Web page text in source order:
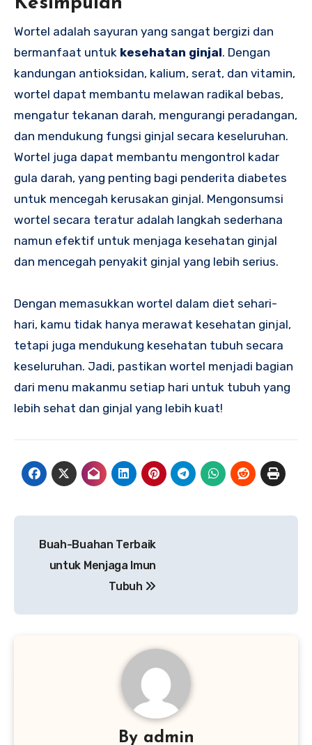
Wortel adalah sayuran yang sangat bergizi dan
bermanfaat untuk kesehatan ginjal. Dengan
kandungan antioksidan, kalium, serat, dan vitamin,
wortel dapat membantu melawan radikal bebas,
mengatur tekanan darah, mengurangi peradangan,
dan mendukung fungsi ginjal secara keseluruhan.
Wortel juga dapat membantu mengontrol kadar
gula darah, yang penting bagi penderita diabetes
untuk mencegah kerusakan ginjal. Mengonsumsi
wortel secara teratur adalah langkah sederhana
namun efektif untuk menjaga kesehatan ginjal
dan mencegah penyakit ginjal yang lebih serius.
Dengan memasukkan wortel dalam diet sehari-
hari, kamu tidak hanya merawat kesehatan ginjal,
tetapi juga mendukung kesehatan tubuh secara
keseluruhan. Jadi, pastikan wortel menjadi bagian
dari menu makanmu setiap hari untuk tubuh yang
lebih sehat dan ginjal yang lebih kuat!
Buah-Buahan Terbaik
untuk Menjaga Imun
Tubuh
By admin